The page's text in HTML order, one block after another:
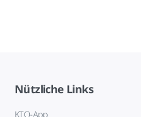
Nützliche Links
KTO-App